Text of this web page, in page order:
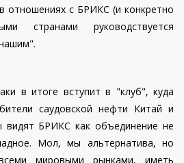
отношениях с БРИКС (и конкретно
странами руководствуется
в итоге вступит в "клуб", куда
саудовской нефти Китай и
видят БРИКС как объединение не
Мол, мы альтернатива, но
мировыми рынками, иметь